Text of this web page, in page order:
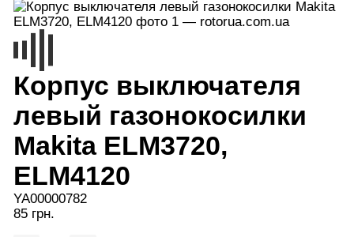
Корпус выключателя
левый газонокосилки
Makita ELM3720,
ELM4120
YA00000782
85 грн.